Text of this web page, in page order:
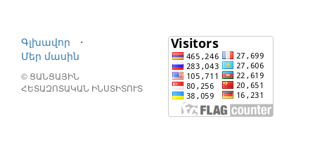
Գլխավոր
⋅
Մեր մասին
© ՑԱՆՑԱՅԻՆ
ՀԵՏԱԶՈՏԱԿԱՆ ԻՆՍՏԻՏՈՒՏ